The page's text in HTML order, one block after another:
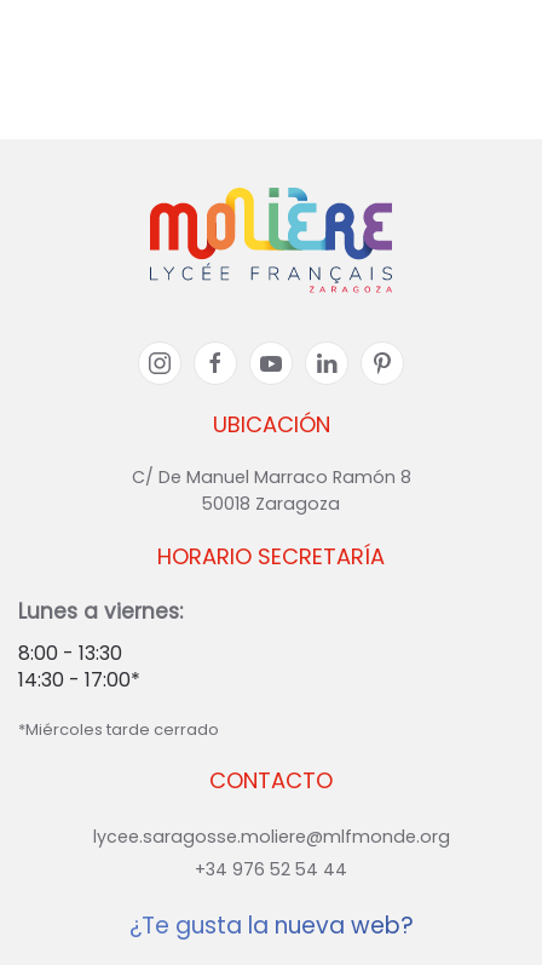
UBICACIÓN
C/ De Manuel Marraco Ramón 8
50018 Zaragoza
CONTACTO
lycee.saragosse.moliere@mlfmonde.org
+34 976 52 54 44
HORARIO SECRETARÍA
Lunes a viernes:
8:00 - 13:30
14:30 - 17:00*
*Miércoles tarde cerrado
¿Te gusta la nueva web?